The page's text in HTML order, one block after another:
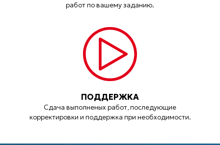
работ по вашему заданию.
ПОДДЕРЖКА
Сдача выполненых работ, последующие
корректировки и поддержка при необходимости.